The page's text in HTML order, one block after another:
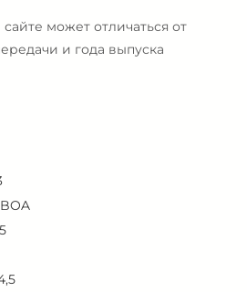
может отличаться от
и года выпуска
BOA